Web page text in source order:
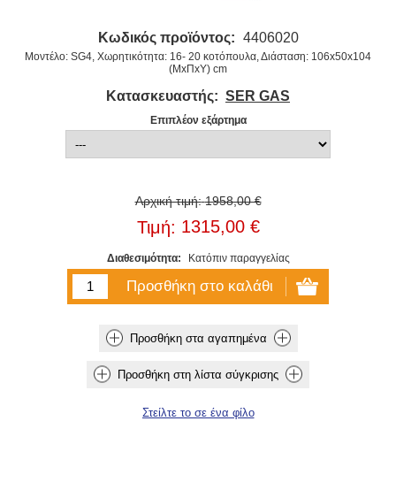
Κωδικός προϊόντος: 4406020
Μοντέλο: SG4, Χωρητικότητα: 16- 20 κοτόπουλα, Διάσταση: 106x50x104
(ΜxΠxΥ) cm
Κατασκευαστής: SER GAS
Επιπλέον εξάρτημα
Αρχική τιμή: 1958,00 €
Τιμή: 1315,00 €
Διαθεσιμότητα: Κατόπιν παραγγελίας